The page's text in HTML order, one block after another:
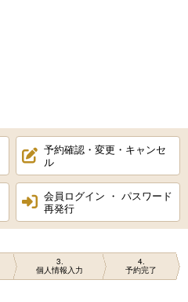
予約確認・変更・キャンセ
ル
会員ログイン ・ パスワード
再発行
3
個人情報入力
4
予約完了